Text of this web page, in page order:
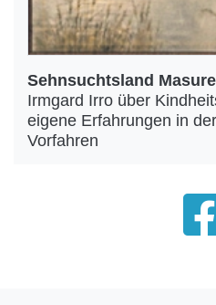
Sehnsuchtsland
Irmgard Irro über
eigene Erfahrungen in
Vorfahren